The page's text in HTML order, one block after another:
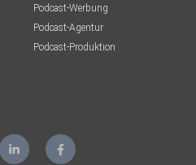
Podcast-Werbung
Podcast-Agentur
Podcast-Produktion